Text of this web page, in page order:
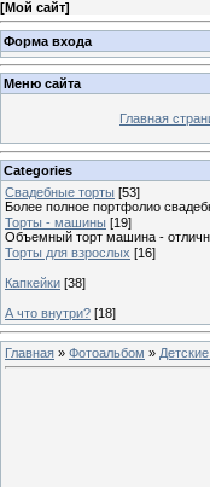
[Мой сайт]
Форма входа
Меню сайта
Главная
Categories
Свадебные торты [53]
Более полное портфолио
Торты - машины [19]
Объемный торт машина -
Торты для взрослых [16]
Капкейки [38]
А что внутри? [18]
Главная » Фотоальбом »